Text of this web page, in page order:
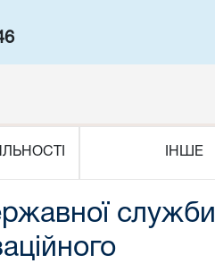
ІНШЕ
служби